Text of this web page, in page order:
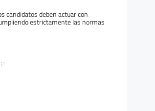
candidatos deben actuar con
estrictamente las normas